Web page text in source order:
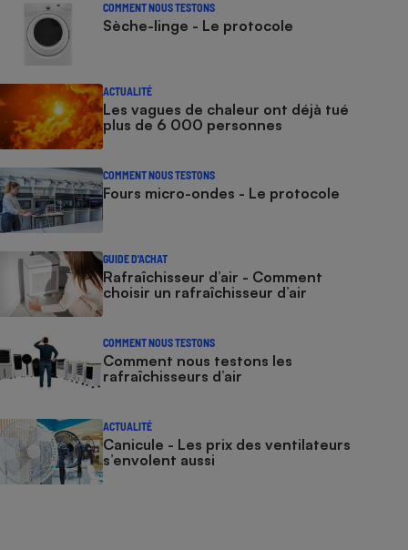
COMMENT NOUS TESTONS
Sèche-linge - Le protocole
ACTUALITÉ
Les vagues de chaleur ont déjà tué
plus de 6 000 personnes
COMMENT NOUS TESTONS
Fours micro-ondes - Le protocole
GUIDE D'ACHAT
Rafraîchisseur d’air - Comment
choisir un rafraîchisseur d’air
COMMENT NOUS TESTONS
Comment nous testons les
rafraîchisseurs d’air
ACTUALITÉ
Canicule - Les prix des ventilateurs
s’envolent aussi